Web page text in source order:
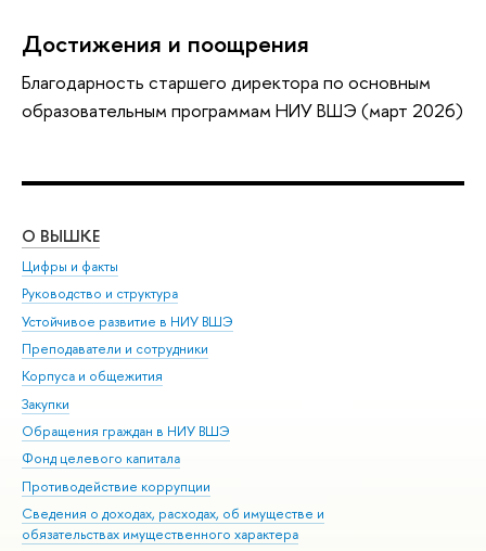
Достижения и поощрения
Благодарность старшего директора по основным
образовательным программам НИУ ВШЭ (март 2026)
О ВЫШКЕ
Цифры и факты
Руководство и структура
Устойчивое развитие в НИУ ВШЭ
Преподаватели и сотрудники
Корпуса и общежития
Закупки
Обращения граждан в НИУ ВШЭ
Фонд целевого капитала
Противодействие коррупции
Сведения о доходах, расходах, об имуществе и
обязательствах имущественного характера